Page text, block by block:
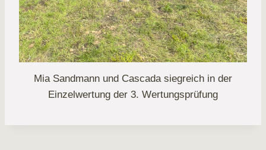
Mia Sandmann und Cascada siegreich in der
Einzelwertung der 3. Wertungsprüfung